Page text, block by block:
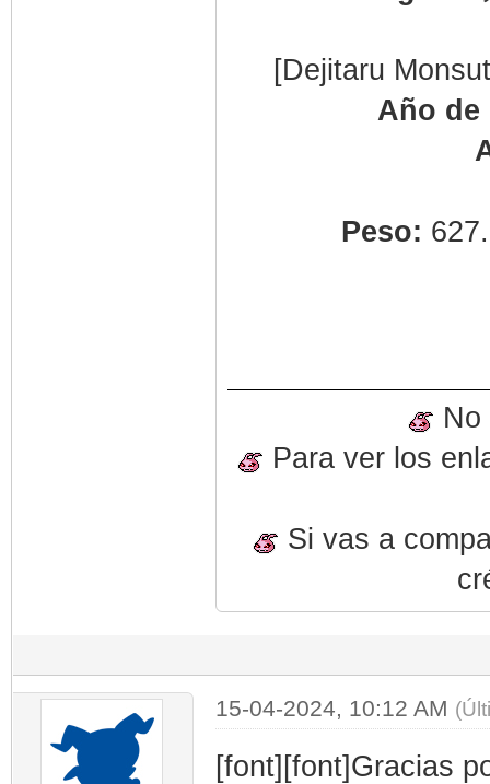
[Dejitaru
Año
Peso:
No
Para ver los
Si vas a
15-04-2024, 10:12 AM
[font][font]Gracias